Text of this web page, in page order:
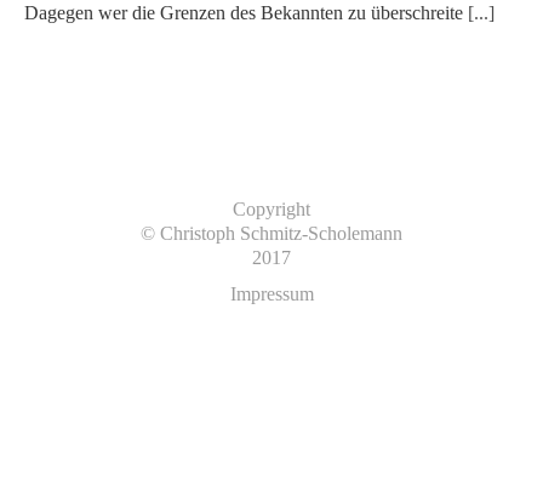
Dagegen wer die Grenzen des Bekannten zu überschreite [...]
Copyright
© Christoph Schmitz-Scholemann
2017
Impressum